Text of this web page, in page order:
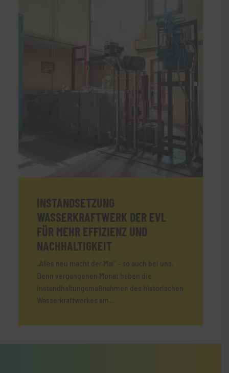
INSTANDSETZUNG
WASSERKRAFTWERK DER EVL
FÜR MEHR EFFIZIENZ UND
NACHHALTIGKEIT
„Alles neu macht der Mai“ – so auch bei uns.
Denn vergangenen Monat haben die
Instandhaltungsmaßnahmen des historischen
Wasserkraftwerkes am…